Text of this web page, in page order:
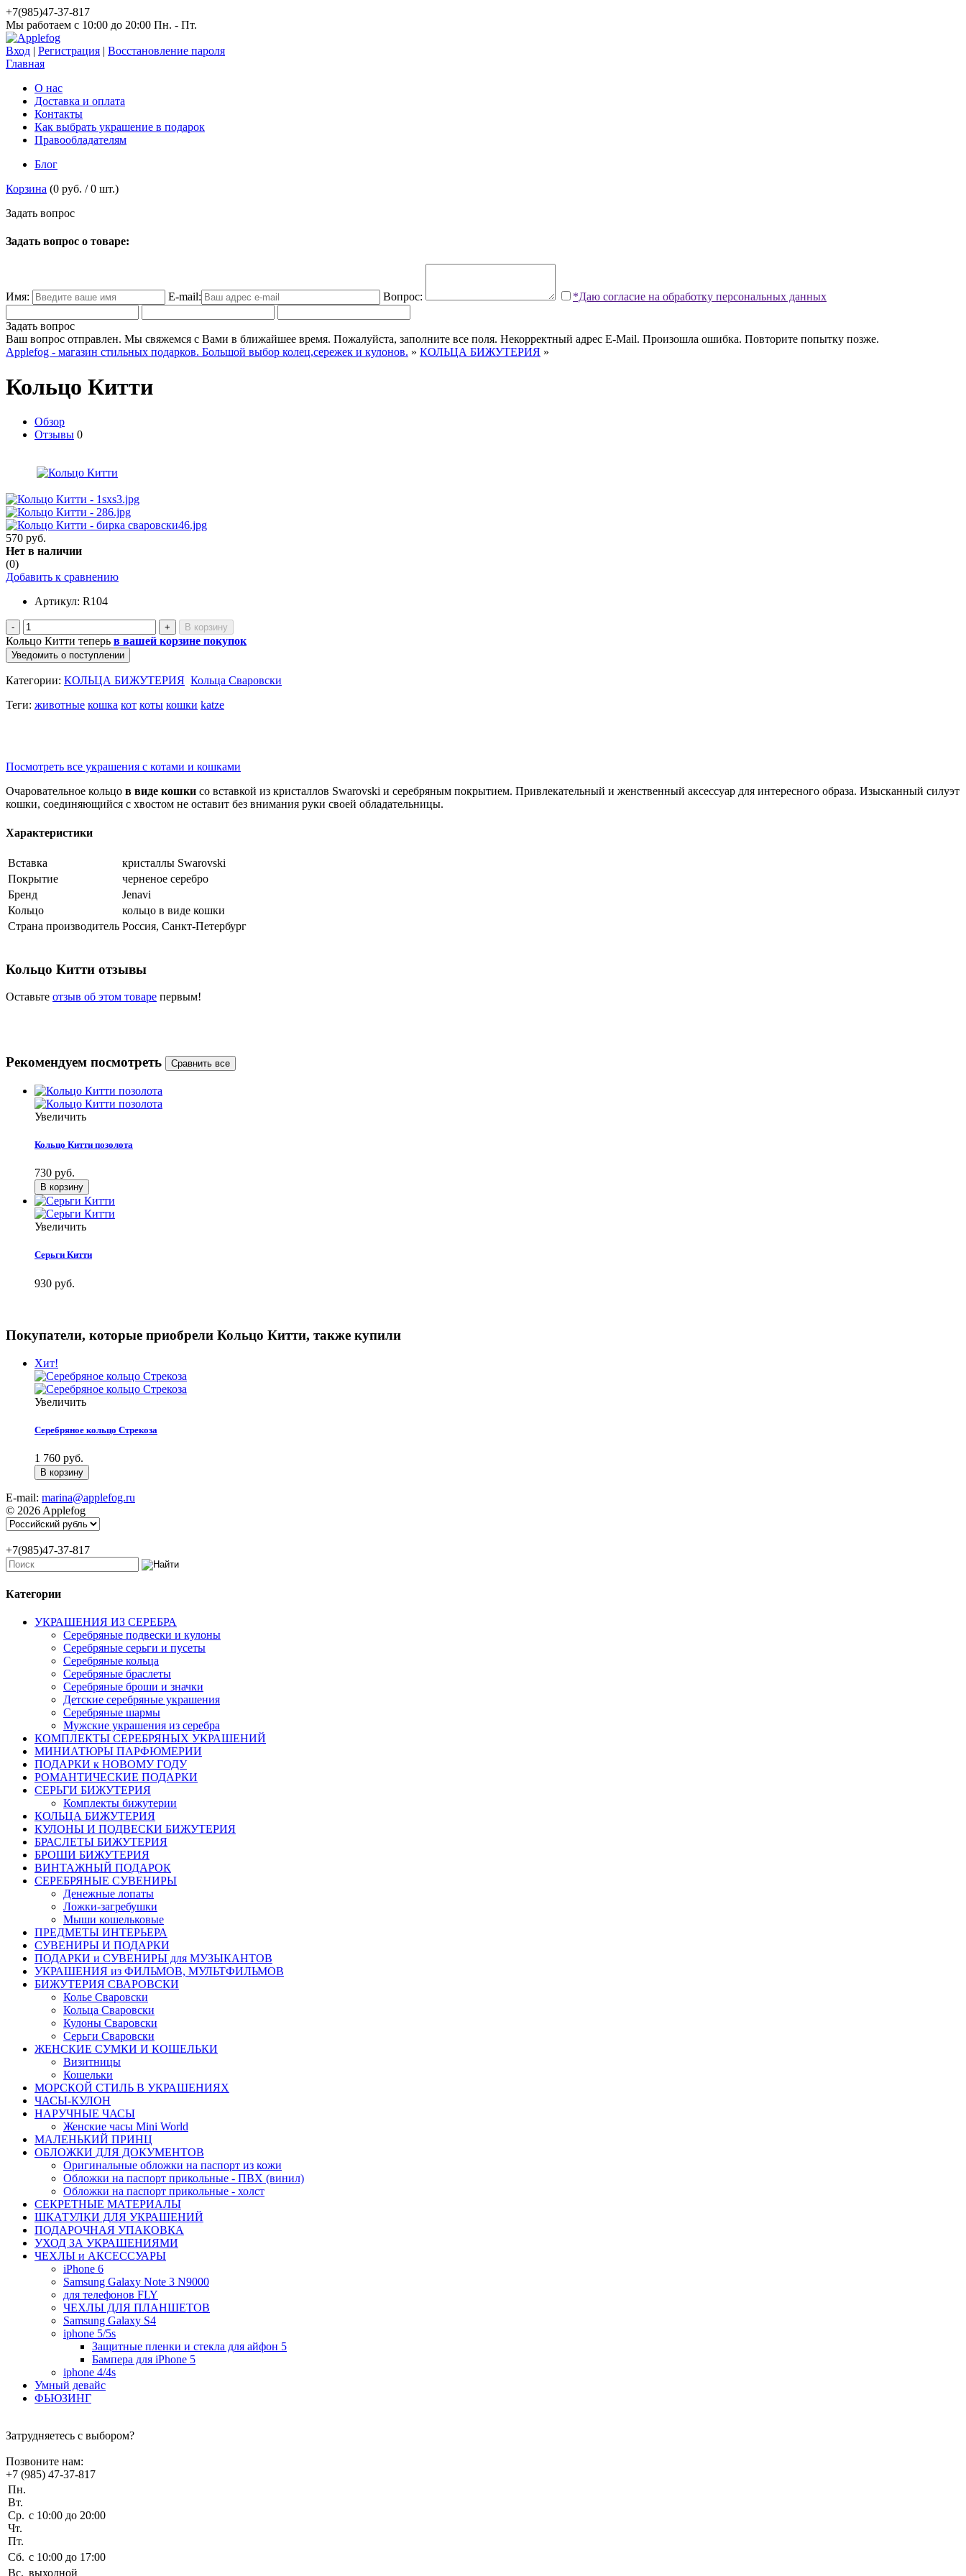
+7(985)47-37-817
Мы работаем c 10:00 до 20:00 Пн. - Пт.
Вход | Регистрация | Восстановление пароля
Главная
О нас
Доставка и оплата
Контакты
Как выбрать украшение в подарок
Правообладателям
Блог
Корзина (0 руб. /0 шт.)
Задать вопрос
Задать вопрос о товаре:
Имя: E-mail: Вопрос: *Даю согласие на обработку персональных данных
Задать вопрос
Ваш вопрос отправлен. Мы свяжемся с Вами в ближайшее время. Пожалуйста, заполните все поля. Некорректный адрес E-Mail. Произошла ошибка. Повторите попытку позже.
Applefog - магазин стильных подарков. Большой выбор колец,сережек и кулонов. » КОЛЬЦА БИЖУТЕРИЯ »
Кольцо Китти
Обзор
Отзывы 0
570 руб.
Нет в наличии
(0)
Добавить к сравнению
Артикул: R104
- +
Кольцо Китти теперь в вашей корзине покупок
Уведомить о поступлении
Категории: КОЛЬЦА БИЖУТЕРИЯ Кольца Сваровски
Теги: животные кошка кот коты кошки katze
Посмотреть все украшения с котами и кошками
Очаровательное кольцо в виде кошки со вставкой из кристаллов Swarovski и серебряным покрытием. Привлекательный и женственный аксессуар для интересного образа. Изысканный силуэт
кошки, соединяющийся с хвостом не оставит без внимания руки своей обладательницы.
Характеристики
Вставка
кристаллы Swarovski
Покрытие
черненое серебро
Бренд
Jenavi
Кольцо
кольцо в виде кошки
Страна производитель Россия, Санкт-Петербург
Кольцо Китти отзывы
Оставьте отзыв об этом товаре первым!
Рекомендуем посмотреть
Увеличить
Кольцо Китти позолота
730 руб.
Увеличить
Серьги Китти
930 руб.
Покупатели, которые приобрели Кольцо Китти, также купили
Хит!
Увеличить
Серебряное кольцо Стрекоза
1 760 руб.
E-mail: marina@applefog.ru
© 2026 Applefog
+7(985)47-37-817
Категории
УКРАШЕНИЯ ИЗ СЕРЕБРА
Серебряные подвески и кулоны
Серебряные серьги и пусеты
Серебряные кольца
Серебряные браслеты
Серебряные броши и значки
Детские серебряные украшения
Серебряные шармы
Мужские украшения из серебра
КОМПЛЕКТЫ СЕРЕБРЯНЫХ УКРАШЕНИЙ
МИНИАТЮРЫ ПАРФЮМЕРИИ
ПОДАРКИ к НОВОМУ ГОДУ
РОМАНТИЧЕСКИЕ ПОДАРКИ
СЕРЬГИ БИЖУТЕРИЯ
Комплекты бижутерии
КОЛЬЦА БИЖУТЕРИЯ
КУЛОНЫ И ПОДВЕСКИ БИЖУТЕРИЯ
БРАСЛЕТЫ БИЖУТЕРИЯ
БРОШИ БИЖУТЕРИЯ
ВИНТАЖНЫЙ ПОДАРОК
СЕРЕБРЯНЫЕ СУВЕНИРЫ
Денежные лопаты
Ложки-загребушки
Мыши кошельковые
ПРЕДМЕТЫ ИНТЕРЬЕРА
СУВЕНИРЫ И ПОДАРКИ
ПОДАРКИ и СУВЕНИРЫ для МУЗЫКАНТОВ
УКРАШЕНИЯ из ФИЛЬМОВ, МУЛЬТФИЛЬМОВ
БИЖУТЕРИЯ СВАРОВСКИ
Колье Сваровски
Кольца Сваровски
Кулоны Сваровски
Серьги Сваровски
ЖЕНСКИЕ СУМКИ И КОШЕЛЬКИ
Визитницы
Кошельки
МОРСКОЙ СТИЛЬ В УКРАШЕНИЯХ
ЧАСЫ-КУЛОН
НАРУЧНЫЕ ЧАСЫ
Женские часы Mini World
МАЛЕНЬКИЙ ПРИНЦ
ОБЛОЖКИ ДЛЯ ДОКУМЕНТОВ
Оригинальные обложки на паспорт из кожи
Обложки на паспорт прикольные - ПВХ (винил)
Обложки на паспорт прикольные - холст
СЕКРЕТНЫЕ МАТЕРИАЛЫ
ШКАТУЛКИ ДЛЯ УКРАШЕНИЙ
ПОДАРОЧНАЯ УПАКОВКА
УХОД ЗА УКРАШЕНИЯМИ
ЧEХЛЫ и АКСЕССУАРЫ
iPhone 6
Samsung Galaxy Note 3 N9000
для телефонов FLY
ЧЕХЛЫ ДЛЯ ПЛАНШЕТОВ
Samsung Galaxy S4
iphone 5/5s
Защитные пленки и стекла для айфон 5
Бампера для iPhone 5
iphone 4/4s
Умный девайс
ФЬЮЗИНГ
Затрудняетесь с выбором?
Позвоните нам:
+7 (985) 47-37-817
Пн.
Вт.
Ср.
Чт.
Пт.
c 10:00 до 20:00
Сб. c 10:00 до 17:00
Вс. выходной